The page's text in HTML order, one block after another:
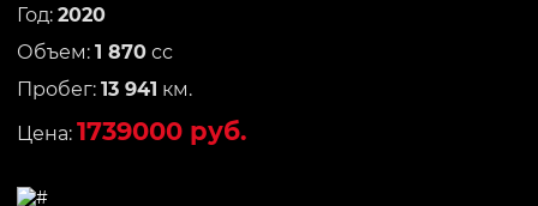
Год: 2020
Объем: 1 870 сс
Пробег: 13 941 км.
Цена: 1739000 руб.